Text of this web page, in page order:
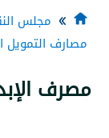
النقد
الأصغر